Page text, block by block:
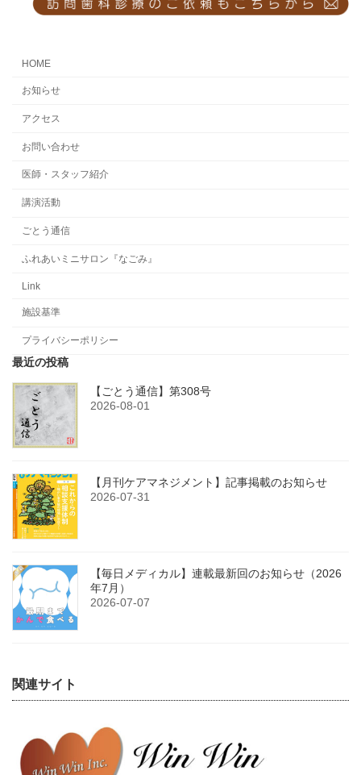
HOME
お知らせ
アクセス
お問い合わせ
医師・スタッフ紹介
講演活動
ごとう通信
ふれあいミニサロン『なごみ』
Link
施設基準
プライバシーポリシー
最近の投稿
【ごとう通信】第308号
2026-08-01
【月刊ケアマネジメント】記事掲載のお知らせ
2026-07-31
【毎日メディカル】連載最新回のお知らせ（2026
年7月）
2026-07-07
関連サイト